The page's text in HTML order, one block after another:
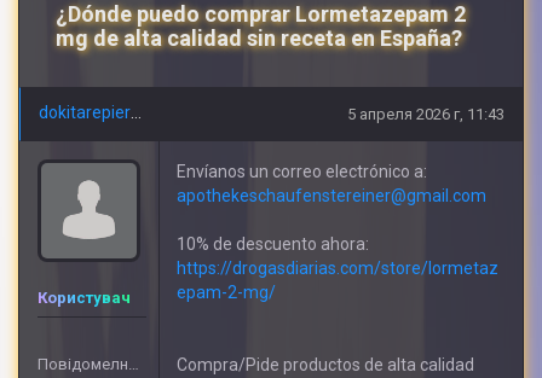
¿Dónde puedo comprar Lormetazepam 2
mg de alta calidad sin receta en España?
5 апреля 2026 г, 11:43
Користувач
Повідомелнь: 609
Envíanos un correo electrónico a:
apothekeschaufenstereiner@gmail.com
10% de descuento ahora:
https://drogasdiarias.com/store/lormetaz
epam-2-mg/
Compra/Pide productos de alta calidad